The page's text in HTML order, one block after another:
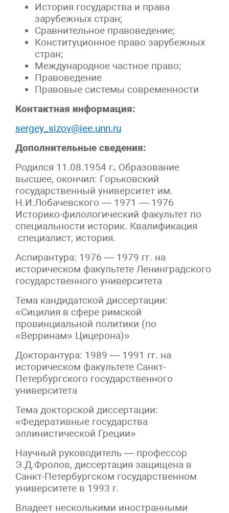
История государства и права
зарубежных стран;
Сравнительное правоведение;
Конституционное право зарубежных
стран;
Международное частное право;
Правоведение
Правовые системы современности
Контактная информация:
sergey_sizov@iee.unn.ru
Дополнительные сведения:
Родился 11.08.1954 г. Образование
высшее, окончил: Горьковский
государственный университет им.
Н.И.Лобачевского — 1971 — 1976
Историко-филологический факультет по
специальности историк. Квалификация
специалист, история.
Аспирантура: 1976 — 1979 гг. на
историческом факультете Ленинградского
государственного университета
Тема кандидатской диссертации:
«Сицилия в сфере римской
провинциальной политики (по
«Верринам» Цицерона)»
Докторантура: 1989 — 1991 гг. на
историческом факультете Санкт-
Петербургского государственного
университета
Тема докторской диссертации:
«Федеративные государства
эллинистической Греции»
Научный руководитель — профессор
Э.Д.Фролов, диссертация защищена в
Санкт-Петербургском государственном
университете в 1993 г.
Владеет несколькими иностранными